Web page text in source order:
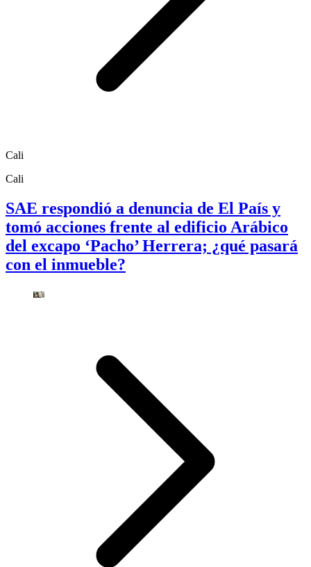
Cali
Cali
SAE respondió a denuncia de El País y
tomó acciones frente al edificio Arábico
del excapo ‘Pacho’ Herrera; ¿qué pasará
con el inmueble?